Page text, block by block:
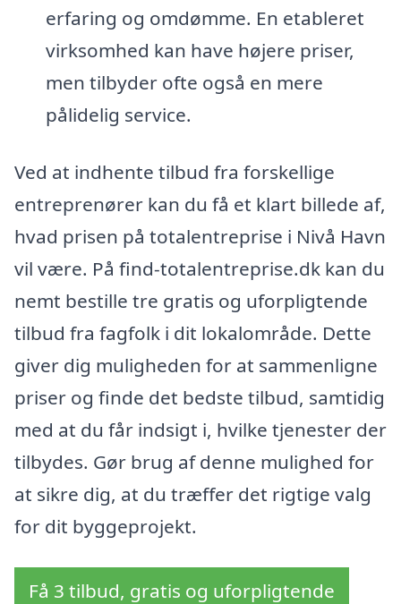
erfaring og omdømme. En etableret
virksomhed kan have højere priser,
men tilbyder ofte også en mere
pålidelig service.
Ved at indhente tilbud fra forskellige
entreprenører kan du få et klart billede af,
hvad prisen på totalentreprise i Nivå Havn
vil være. På find-totalentreprise.dk kan du
nemt bestille tre gratis og uforpligtende
tilbud fra fagfolk i dit lokalområde. Dette
giver dig muligheden for at sammenligne
priser og finde det bedste tilbud, samtidig
med at du får indsigt i, hvilke tjenester der
tilbydes. Gør brug af denne mulighed for
at sikre dig, at du træffer det rigtige valg
for dit byggeprojekt.
Få 3 tilbud, gratis og uforpligtende